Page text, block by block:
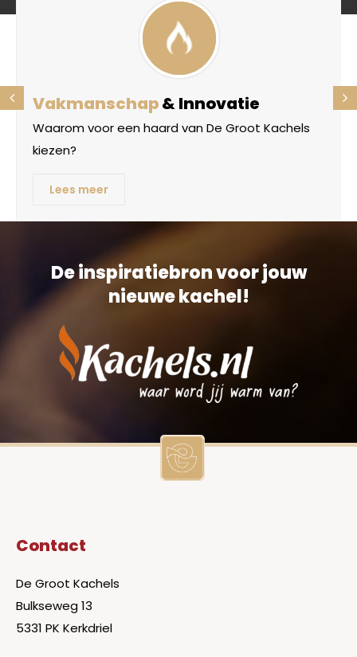
Vakmanschap& Innovatie
Waarom voor een haard van De Groot Kachels
kiezen?
Lees meer
De inspiratiebron voor jouw
nieuwe kachel!
Contact
De Groot Kachels
Bulkseweg 13
5331 PK Kerkdriel